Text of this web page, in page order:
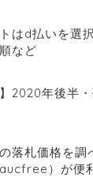
はd払いを選
など
】2020年後半
落札価格を調
）が便